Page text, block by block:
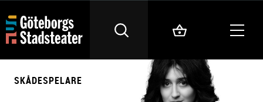
SKÅDESPELARE